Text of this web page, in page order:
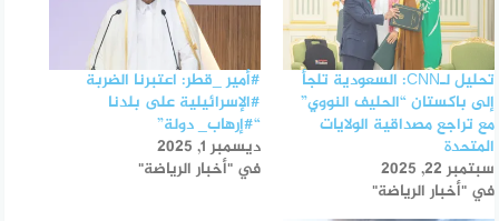
تحليل لـCNN: السعودية تلجأ
إلى باكستان “الحليف النووي”
مع تراجع مصداقية الولايات
المتحدة
سبتمبر 22, 2025
في "أخبار الرياضة"
#أمير _قطر: اعتبرنا الضربة
#الإسرائيلية على بلدنا
“#إرهاب_ دولة”
ديسمبر 1, 2025
في "أخبار الرياضة"